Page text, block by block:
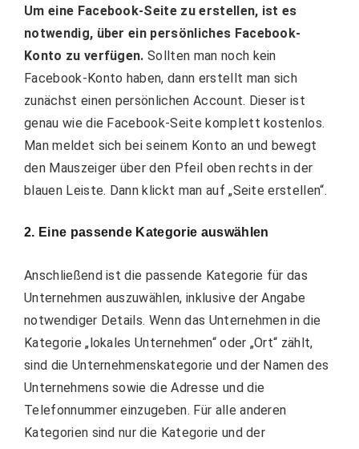
Um eine Facebook-Seite zu erstellen, ist es
notwendig, über ein persönliches Facebook-
Konto zu verfügen. Sollten man noch kein
Facebook-Konto haben, dann erstellt man sich
zunächst einen persönlichen Account. Dieser ist
genau wie die Facebook-Seite komplett kostenlos.
Man meldet sich bei seinem Konto an und bewegt
den Mauszeiger über den Pfeil oben rechts in der
blauen Leiste. Dann klickt man auf „Seite erstellen“.
2. Eine passende Kategorie auswählen
Anschließend ist die passende Kategorie für das
Unternehmen auszuwählen, inklusive der Angabe
notwendiger Details. Wenn das Unternehmen in die
Kategorie „lokales Unternehmen“ oder „Ort“ zählt,
sind die Unternehmenskategorie und der Namen des
Unternehmens sowie die Adresse und die
Telefonnummer einzugeben. Für alle anderen
Kategorien sind nur die Kategorie und der